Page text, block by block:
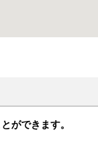
ができます。